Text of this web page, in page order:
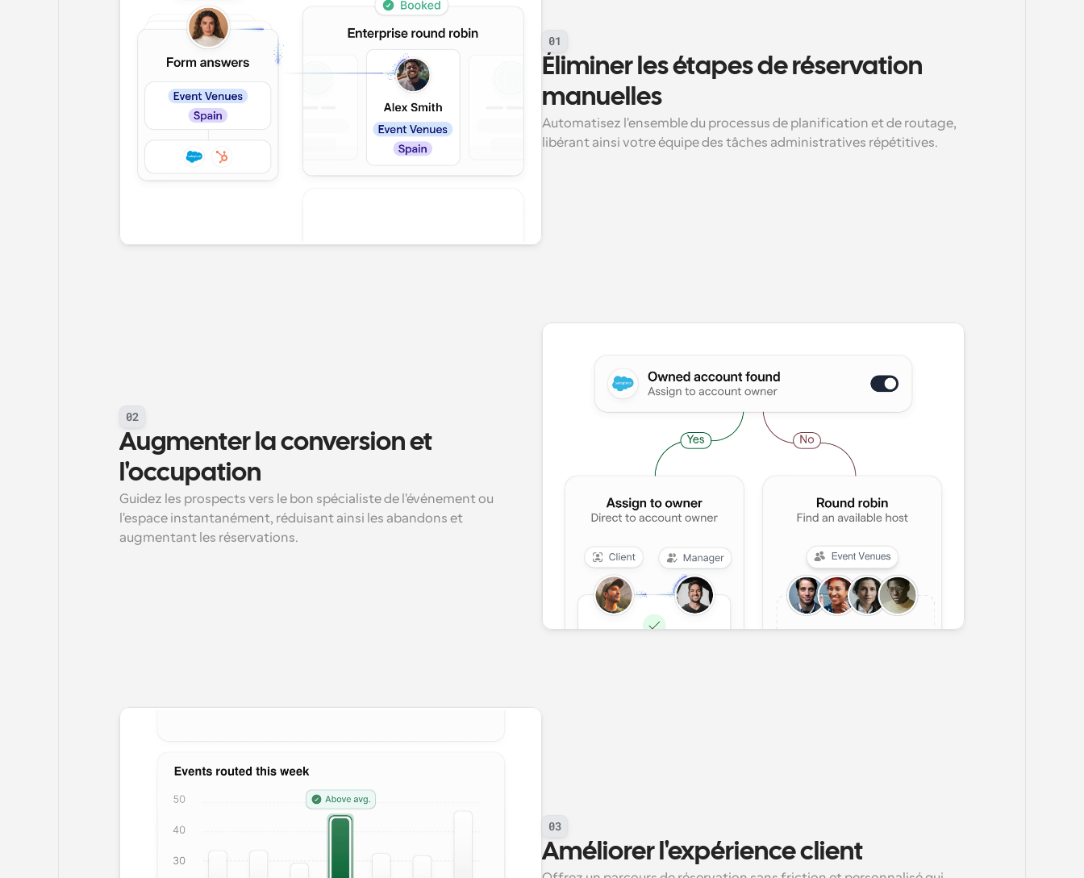
01
Éliminer les étapes de réservation
manuelles
Automatisez l'ensemble du processus de planification et de routage,
libérant ainsi votre équipe des tâches administratives répétitives.
02
Augmenter la conversion et
l'occupation
Guidez les prospects vers le bon spécialiste de l'événement ou
l'espace instantanément, réduisant ainsi les abandons et
augmentant les réservations.
03
Améliorer l'expérience client